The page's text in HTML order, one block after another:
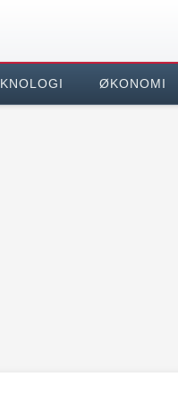
ØKONOMI